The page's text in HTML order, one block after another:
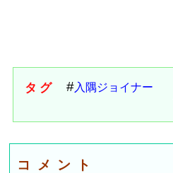
タグ
入隅ジョイナー
コメント